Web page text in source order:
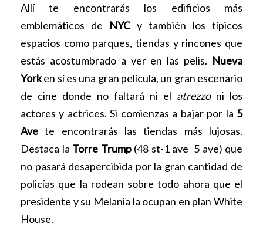
Allí te encontrarás los edificios más
emblemáticos de NYCy también los típicos
espacios como parques, tiendas y rincones que
estás acostumbrado a ver en las pelis. Nueva
Yorken sí es una gran película, un gran escenario
de cine donde no faltará ni el atrezzoni los
actores y actrices. Si comienzas a bajar por la 5
Ave te encontrarás las tiendas más lujosas.
Destaca la Torre Trump(48 st-1 ave 5 ave) que
no pasará desapercibida por la gran cantidad de
policías que la rodean sobre todo ahora que el
presidente y su Melania la ocupan en plan White
House.